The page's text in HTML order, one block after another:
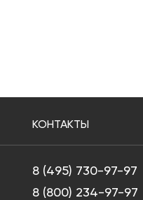
КОНТАКТЫ
8 (495) 730-97-97
8 (800) 234-97-97